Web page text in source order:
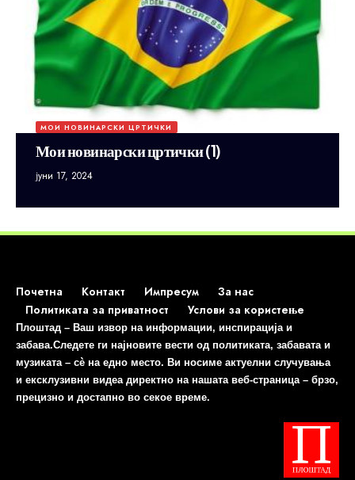
МОИ НОВИНАРСКИ ЦРТИЧКИ
Мои новинарски цртички (1)
јуни 17, 2024
Почетна Контакт Импресум
За нас
Политиката за приватност
Услови за користење
Плоштад – Ваш извор на информации, инспирација и
забава.Следете ги најновите вести од политиката, забавата и
музиката – сè на едно место. Ви носиме актуелни случувања
и ексклузивни видеа директно на нашата веб-страница – брзо,
прецизно и достапно во секое време.